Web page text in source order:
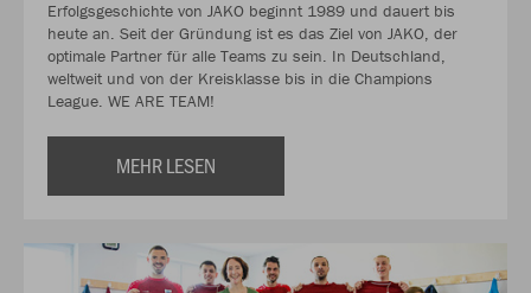
Erfolgsgeschichte von JAKO beginnt 1989 und dauert bis
heute an. Seit der Gründung ist es das Ziel von JAKO, der
optimale Partner für alle Teams zu sein. In Deutschland,
weltweit und von der Kreisklasse bis in die Champions
League. WE ARE TEAM!
MEHR LESEN